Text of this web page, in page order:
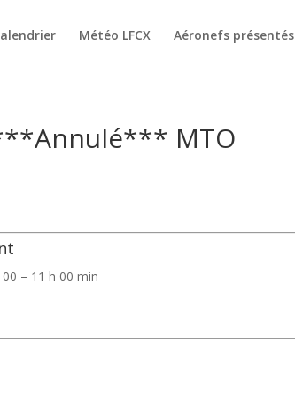
Météo LFCX Aéronefs présentés
MTO
– 11 h 00 min